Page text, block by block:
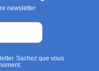
newsletter
Sachez que vous